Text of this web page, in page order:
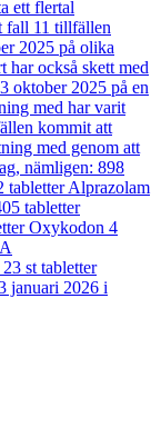
ett flertal
fall 11 tillfällen
2025 på olika
har också skett med
oktober 2025 på en
med har varit
kommit att
med genom att
nämligen: 898
tabletter Alprazolam
tabletter
Oxykodon 4
st tabletter
januari 2026 i